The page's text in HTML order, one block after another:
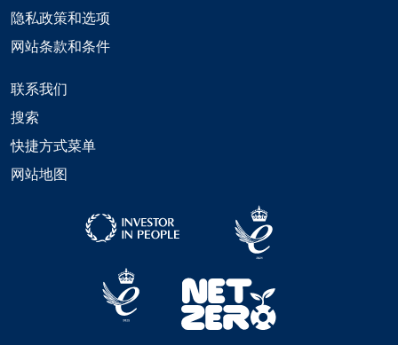
隐私政策和选项
网站条款和条件
联系我们
搜索
快捷方式菜单
网站地图